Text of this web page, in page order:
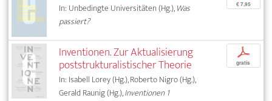
In: Unbedingte Universitäten (Hg.),Was
passiert?
€ 7,95
Inventionen. Zur Aktualisierung
poststrukturalistischer Theorie
In: Isabell Lorey (Hg.), Roberto Nigro (Hg.),
Gerald Raunig (Hg.),Inventionen 1
p
gratis